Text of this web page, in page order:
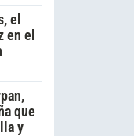
el
en el
que
y